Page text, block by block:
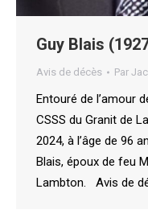
Guy Blais
Avis de décès Par
Entouré de l’amour
CSSS du Granit de
2024, à l’âge de 96
Blais, époux de feu
Lambton. Avis de